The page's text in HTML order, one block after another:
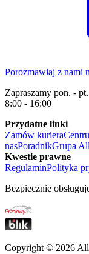
Porozmawiaj z nami
Zapraszamy pon. - pt.
8:00 - 16:00
Przydatne linki
Zamów kuriera
nasPoradnikGrupa
Kwestie prawne
RegulaminPolityka
Bezpiecznie
Copyright © 2026